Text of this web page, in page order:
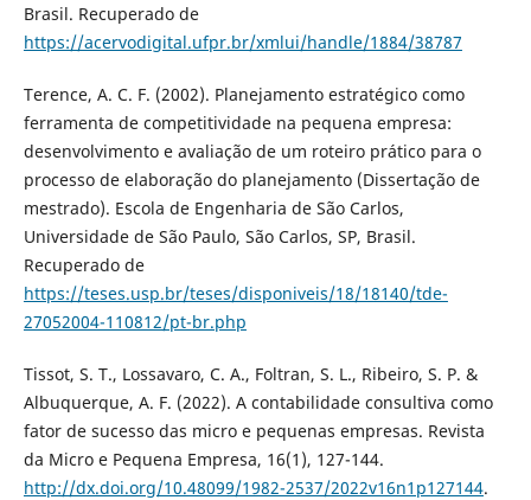
Brasil. Recuperado de
https://acervodigital.ufpr.br/xmlui/handle/1884/38787
Terence, A. C. F. (2002). Planejamento estratégico como
ferramenta de competitividade na pequena empresa:
desenvolvimento e avaliação de um roteiro prático para o
processo de elaboração do planejamento (Dissertação de
mestrado). Escola de Engenharia de São Carlos,
Universidade de São Paulo, São Carlos, SP, Brasil.
Recuperado de
https://teses.usp.br/teses/disponiveis/18/18140/tde-
27052004-110812/pt-br.php
Tissot, S. T., Lossavaro, C. A., Foltran, S. L., Ribeiro, S. P. &
Albuquerque, A. F. (2022). A contabilidade consultiva como
fator de sucesso das micro e pequenas empresas. Revista
da Micro e Pequena Empresa, 16(1), 127-144.
http://dx.doi.org/10.48099/1982-2537/2022v16n1p127144.